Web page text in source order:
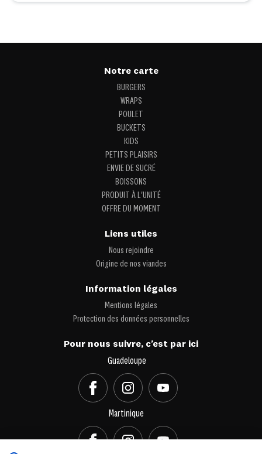
Notre carte
BURGERS
WRAPS
POULET
BUCKETS
KIDS
PETITS PLAISIRS
ENVIE DE SUCRÉ
BOISSONS
PRODUIT À L'UNITÉ
OFFRE DU MOMENT
Liens utiles
Nous rejoindre
Origine de nos viandes
Information légales
Mentions légales
Protection des données personnelles
Pour nous suivre, c’est par ici
Guadeloupe
Martinique